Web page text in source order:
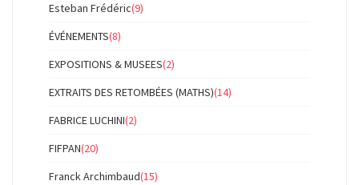
Esteban Frédéric(9)
ÉVÉNEMENTS(8)
EXPOSITIONS & MUSEES(2)
EXTRAITS DES RETOMBÉES (MATHS)(14)
FABRICE LUCHINI(2)
FIFPAN(20)
Franck Archimbaud(15)